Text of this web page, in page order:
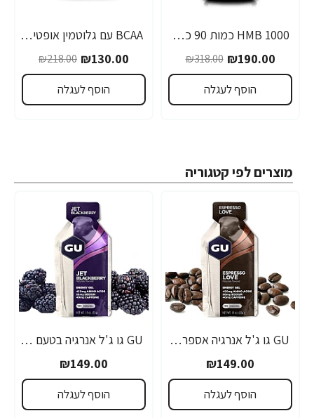
1000 HMB כמות 90 כמוסות מבית Optimum Nutrition
₪190.00
₪318.00
הוסף לעגלה
BCAA עם גלוטמין אופטימום פרו סירייס טעם אפרסק מנגו 390 גרם - מבית Optimum Nutrition
₪130.00
₪218.00
הוסף לעגלה
מוצרים לפי קטגוריה
GU גו ג'ל אנרגיה אספרסו 32 גרם - 24 יחידות
₪149.00
הוסף לעגלה
GU גו ג'ל אנרגיה בטעם פטל שחור 32 גרם - 24 יחידות
₪149.00
הוסף לעגלה